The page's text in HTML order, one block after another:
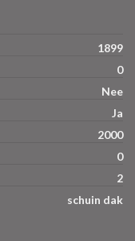
1899
0
Nee
Ja
2000
0
2
schuin dak